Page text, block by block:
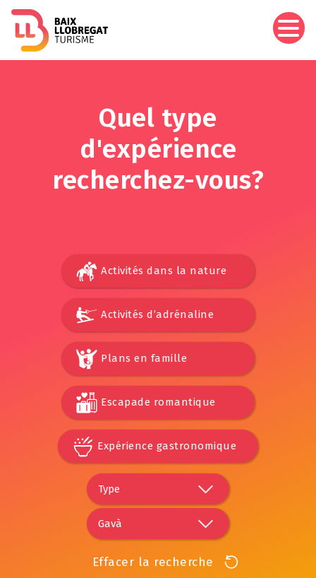
principal
Quel type
d'expérience
recherchez-vous?
Activités dans la nature
Activités d’adrénaline
Plans en famille
Escapade romantique
Expérience gastronomique
Effacer la recherche